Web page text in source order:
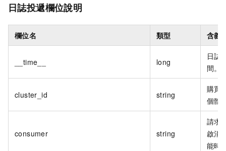
日誌投遞欄位說明
欄位名 類型 含義
__time__ long
日誌
間。
cluster_id string
購買
個體
consumer string
請求
啟消
能時